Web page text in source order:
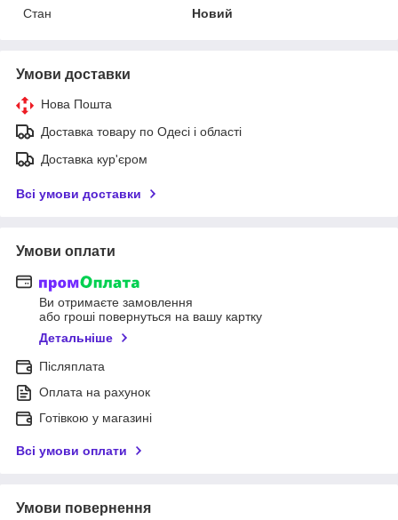
Стан
Новий
Умови доставки
Нова Пошта
Доставка товару по Одесі і області
Доставка кур'єром
Всі умови доставки
Умови оплати
Ви отримаєте замовлення
або гроші повернуться на вашу картку
Детальніше
Післяплата
Оплата на рахунок
Готівкою у магазині
Всі умови оплати
Умови повернення